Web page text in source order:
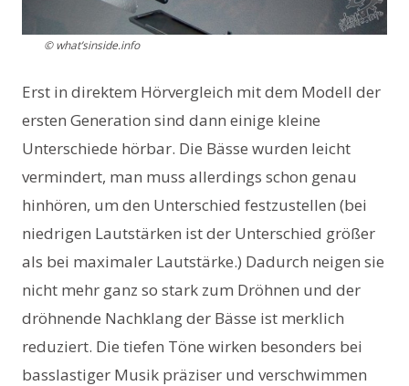
© what’sinside.info
Erst in direktem Hörvergleich mit dem Modell der
ersten Generation sind dann einige kleine
Unterschiede hörbar. Die Bässe wurden leicht
vermindert, man muss allerdings schon genau
hinhören, um den Unterschied festzustellen (bei
niedrigen Lautstärken ist der Unterschied größer
als bei maximaler Lautstärke.) Dadurch neigen sie
nicht mehr ganz so stark zum Dröhnen und der
dröhnende Nachklang der Bässe ist merklich
reduziert. Die tiefen Töne wirken besonders bei
basslastiger Musik präziser und verschwimmen